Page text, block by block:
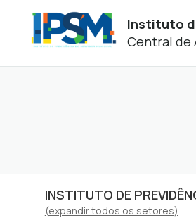
Instituto
Central de
INSTITUTO DE
(expandirtodos os setores)